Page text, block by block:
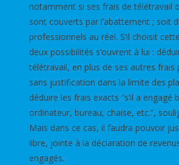
notamment si ses frais de télétravail
sont couverts par l’abattement ; soit
professionnels au réel. S’il choisit
deux possibilités s’ouvrent à lui :
télétravail, en plus de ses autres frais
sans justification dans la limite des
déduire les frais exacts “s’il a engagé
ordinateur, bureau, chaise, etc.”,
Mais dans ce cas, il faudra pouvoir
libre, jointe à la déclaration de
engagés.